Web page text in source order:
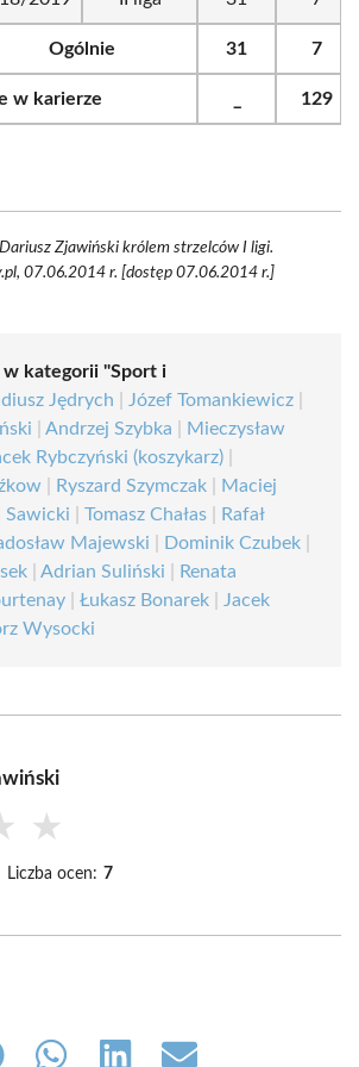
Ogólnie 31 7
w karierze 129
Zjawiński królem strzelców I ligi.
07.06.2014 r. [dostęp 07.06.2014 r.]
w kategorii "Sport i
Jędrych Józef Tomankiewicz
Andrzej Szybka
Mieczysław
Rybczyński (koszykarz)
Ryszard Szymczak
Maciej
Sawicki Tomasz Chałas
Rafał
Majewski Dominik Czubek
Adrian Suliński
Renata
Łukasz Bonarek
Jacek
Wysocki
★
Liczba ocen: 7
Share
Share
Share